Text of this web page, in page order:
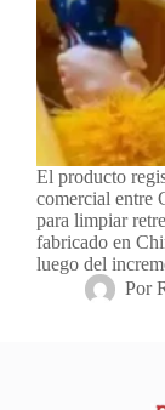
El producto
comercial entre
para limpiar
fabricado en
luego del
Por